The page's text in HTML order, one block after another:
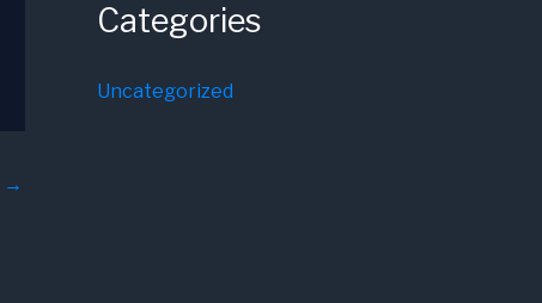
→
Categories
Uncategorized